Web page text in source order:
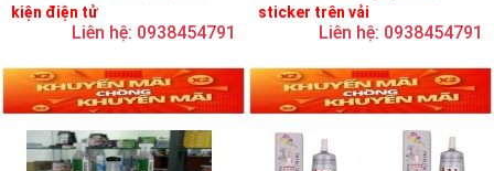
kiện điện tử
Liên hệ: 0938454791
sticker trên vải
Liên hệ: 0938454791